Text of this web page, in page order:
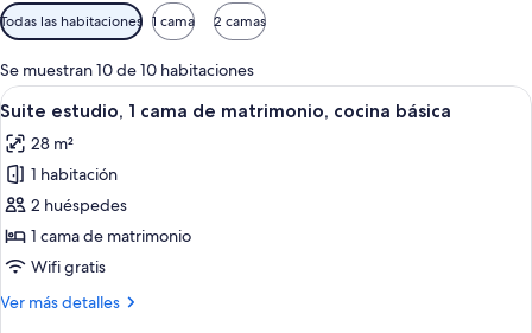
Filtros
disponibles
para
las
habitaciones
Todas las habitaciones 1 cama 2 camas
Se muestran 10 de 10 habitaciones
Abrir
todas
las
fotos
de
Suite
estudio,
cama
Suite estudio, 1 cama de
8
Suite estudio, 1 cama de matrimonio, cocina básica
28 m²
1 habitación
2 huéspedes
1 cama de matrimonio
Wifi gratis
Ver más detalles
Más